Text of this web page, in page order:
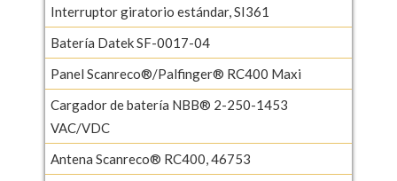
Interruptor giratorio estándar, SI361
Batería Datek SF-0017-04
Panel Scanreco®/Palfinger® RC400 Maxi
Cargador de batería NBB® 2-250-1453
VAC/VDC
Antena Scanreco® RC400, 46753